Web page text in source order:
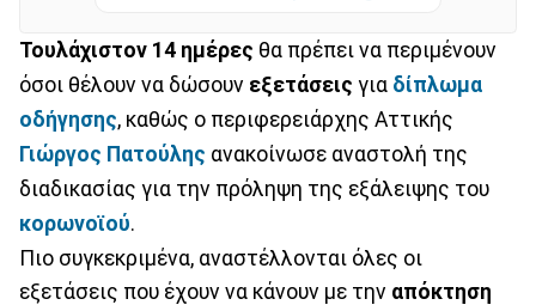
Τουλάχιστον 14 ημέρες θα πρέπει να περιμένουν
όσοι θέλουν να δώσουν εξετάσεις για δίπλωμα
οδήγησης, καθώς ο περιφερειάρχης Αττικής
Γιώργος Πατούλης ανακοίνωσε αναστολή της
διαδικασίας για την πρόληψη της εξάλειψης του
κορωνοϊού.
Πιο συγκεκριμένα, αναστέλλονται όλες οι
εξετάσεις που έχουν να κάνουν με την απόκτηση